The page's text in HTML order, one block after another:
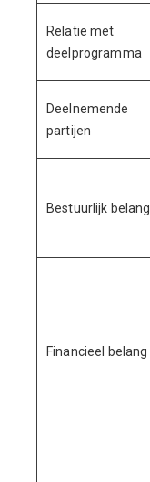
Relatie met
deelprogramma
Deelnemende
partijen
Bestuurlijk belang
Financieel belang